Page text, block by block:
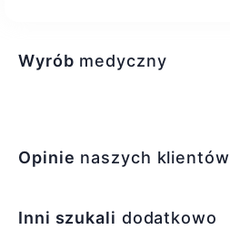
Wyrób medyczny
Opinie naszych klientów
Inni szukali dodatkowo